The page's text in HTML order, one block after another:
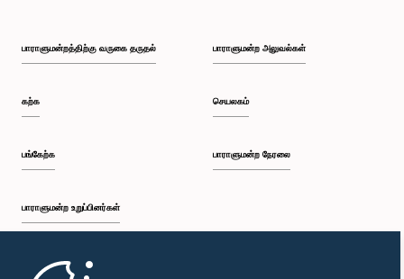
பாராளுமன்றத்திற்கு வருகை தருதல்
கற்க
பங்கேற்க
பாராளுமன்ற உறுப்பினர்கள்
முதற்பக்கம்
பாராளுமன்ற அலுவல்கள்
செயலகம்
பாராளுமன்ற நேரலை